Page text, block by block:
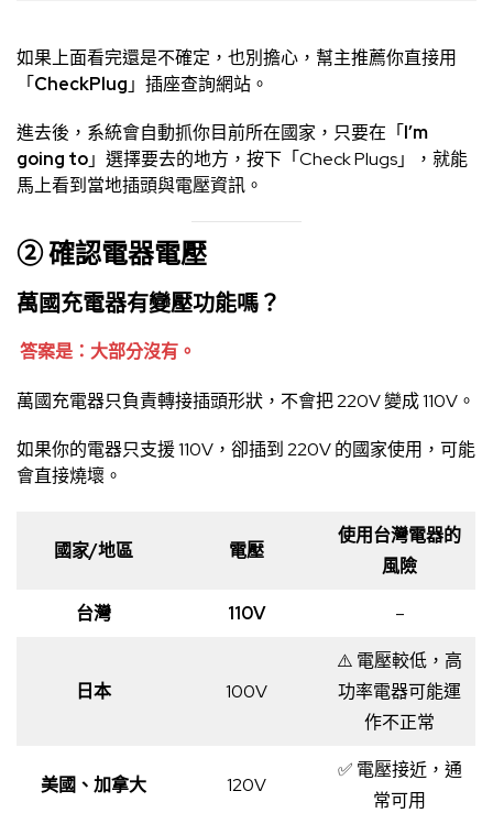
如果上面看完還是不確定，也別擔心，幫主推薦你直接用
「CheckPlug 」插座查詢網站。
進去後，系統會自動抓你目前所在國家，只要在「I’m
going to」選擇要去的地方，按下「Check Plugs」，就能
馬上看到當地插頭與電壓資訊。
② 確認電器電壓
萬國充電器有變壓功能嗎？
答案是：大部分沒有。
萬國充電器只負責轉接插頭形狀，不會把 220V 變成 110V。
如果你的電器只支援 110V，卻插到 220V 的國家使用，可能
會直接燒壞。
國家/地區 電壓
使用台灣電器的
風險
台灣 110V –
日本 100V
⚠️ 電壓較低，高
功率電器可能運
作不正常
美國、加拿大 120V
✅ 電壓接近，通
常可用